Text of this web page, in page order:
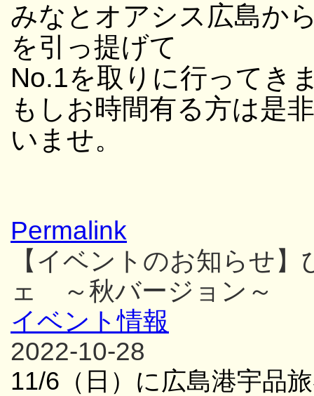
みなとオアシス広島か
を引っ提げて
No.1を取りに行ってき
もしお時間有る方は是
いませ。
Permalink
【イベントのお知らせ
ェ ～秋バージョン～
イベント情報
2022-10-28
11/6 （日）に広島港宇品